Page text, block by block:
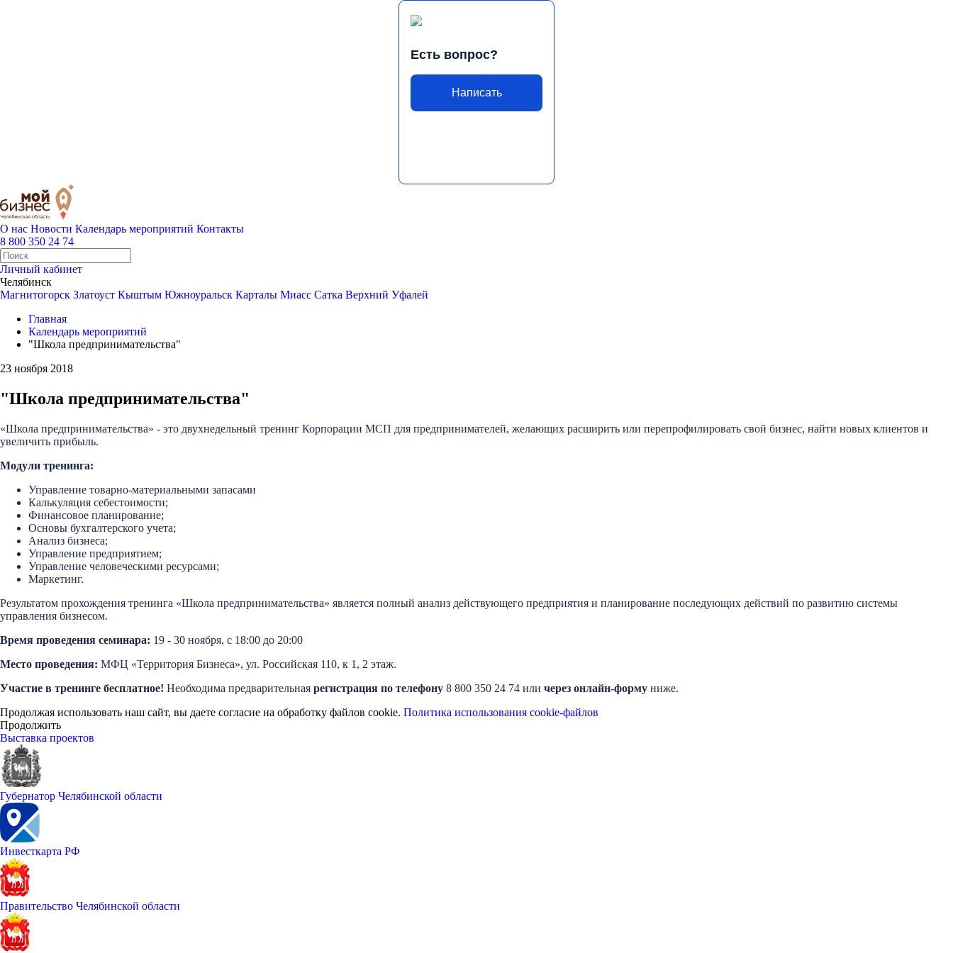
Есть вопрос?
Написать
О нас Новости Календарь мероприятий Контакты
8 800 350 24 74
Личный кабинет
Челябинск
Магнитогорск Златоуст Кыштым Южноуральск Карталы Миасс Сатка Верхний Уфалей
Главная
Календарь мероприятий
"Школа предпринимательства"
23 ноября 2018
"Школа предпринимательства"
«Школа предпринимательства» - это двухнедельный тренинг Корпорации МСП для предпринимателей, желающих расширить или перепрофилировать свой бизнес, найти новых клиентов и
увеличить прибыль.
Модули тренинга:
Управление товарно-материальными запасами
Калькуляция себестоимости;
Финансовое планирование;
Основы бухгалтерского учета;
Анализ бизнеса;
Управление предприятием;
Управление человеческими ресурсами;
Маркетинг.
Результатом прохождения тренинга «Школа предпринимательства» является полный анализ действующего предприятия и планирование последующих действий по развитию системы
управления бизнесом.
Время проведения семинара: 19 - 30 ноября, с 18:00 до 20:00
Место проведения: МФЦ «Территория Бизнеса», ул. Российская 110, к 1, 2 этаж.
Участие в тренинге бесплатное! Необходима предварительная регистрация по телефону 8 800 350 24 74 или через онлайн-форму ниже.
Продолжая использовать наш сайт, вы даете согласие на обработку файлов cookie. Политика использования cookie-файлов
Продолжить
Выставка проектов
Губернатор Челябинской области
Инвесткарта РФ
Правительство Челябинской области